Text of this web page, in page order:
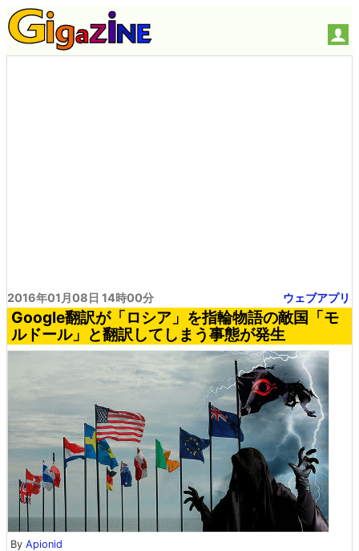
2016年01月08日 14時00分 ウェブアプリ
Google翻訳が「ロシア」を指輪物語の敵国「モ
ルドール」と翻訳してしまう事態が発生
By Apionid